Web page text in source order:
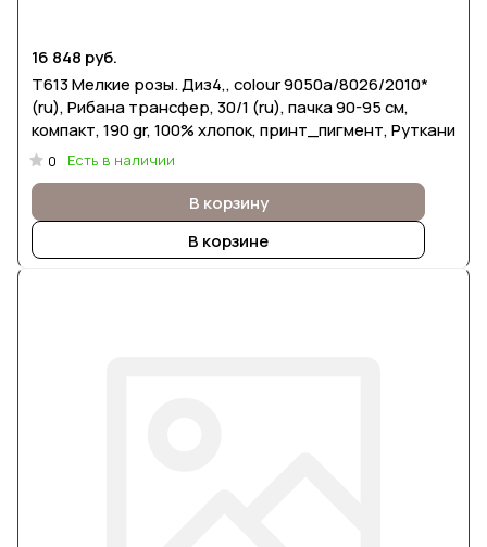
16 848 руб.
Т613 Мелкие розы. Диз4,, colour 9050а/8026/2010*
(ru), Рибана трансфер, 30/1 (ru), пачка 90-95 см,
компакт, 190 gr, 100% хлопок, принт_пигмент, Руткани
0 Есть в наличии
В корзину
В корзине